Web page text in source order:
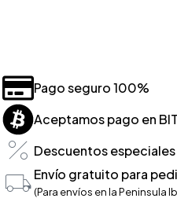
Pago seguro 100%
Aceptamos pago en
Descuentos
Envío gratuito para
(Para envíos en la Peninsula